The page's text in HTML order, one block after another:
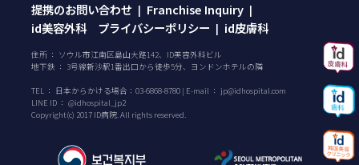
提携のお問い合わせ | Franchise Inquiry |
id美容外科 プライバシーポリシー | id皮膚科
住所 ： ソウル市江南区島山大路142、ID美容外科ビル
地下鉄 ： 3号線新沙駅1番出口から徒歩5分、ヨンドンホテルの隣
TEL ： 日本からかける場合： 03-6868-8780 | E-mail ： jp@idhospital.com
LINE ID ： @idhospital_jp2
Copyright(c) 2017 ID病院. All rights reserved.